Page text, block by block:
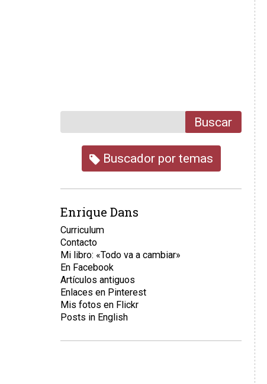
Buscar
Buscador por temas
Enrique Dans
Curriculum
Contacto
Mi libro: «Todo va a cambiar»
En Facebook
Artículos antiguos
Enlaces en Pinterest
Mis fotos en Flickr
Posts in English